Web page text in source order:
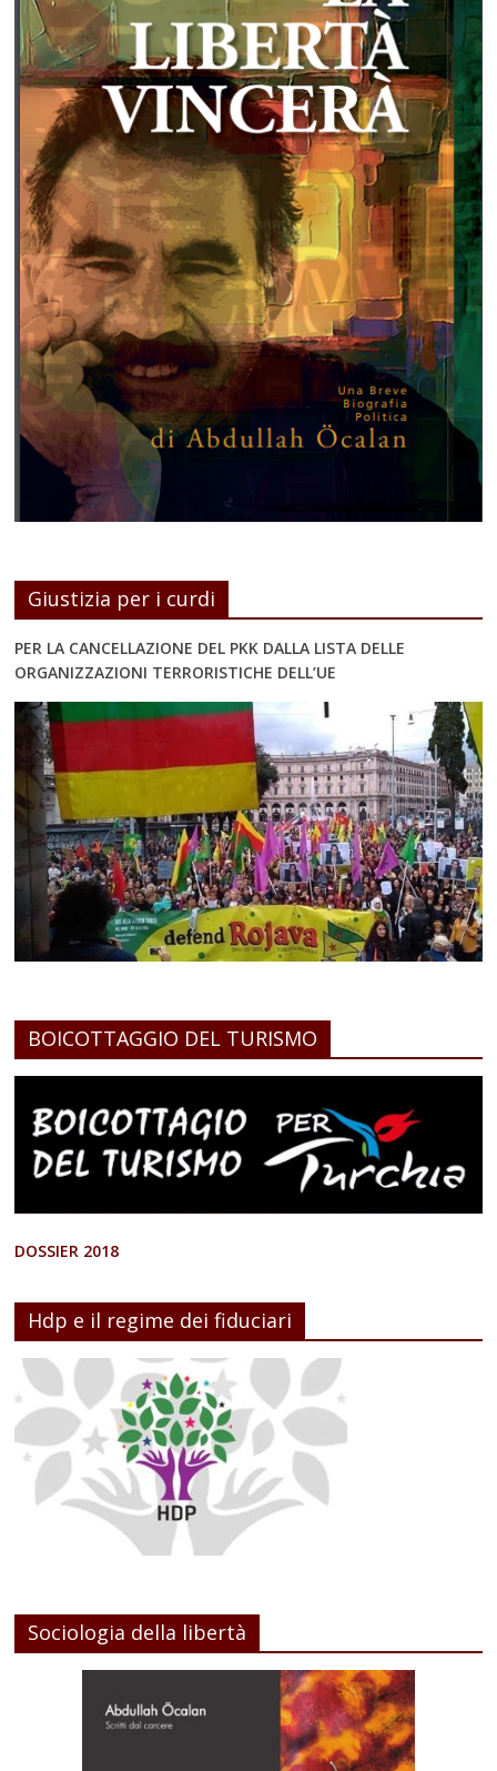
Giustizia per i curdi
PER LA CANCELLAZIONE DEL PKK DALLA LISTA DELLE
ORGANIZZAZIONI TERRORISTICHE DELL’UE
BOICOTTAGGIO DEL TURISMO
DOSSIER 2018
Hdp e il regime dei fiduciari
Sociologia della libertà